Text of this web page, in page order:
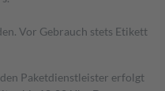
Vor Gebrauch stets Etikett
Paketdienstleister erfolgt